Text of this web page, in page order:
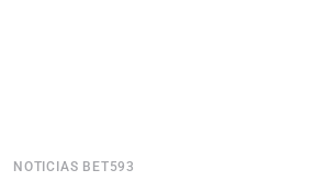
NOTICIAS BET593